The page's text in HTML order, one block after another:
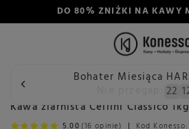
DO 80% ZNIŻKI NA KAWY
Bohater Miesiąca
22
Wstecz Konesso Kawa
Kawa ziarnista Cellini Classico 1kg
5.00 (16 opinie) Kod